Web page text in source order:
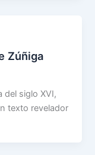
Zúñiga
del siglo XVI,
texto revelador